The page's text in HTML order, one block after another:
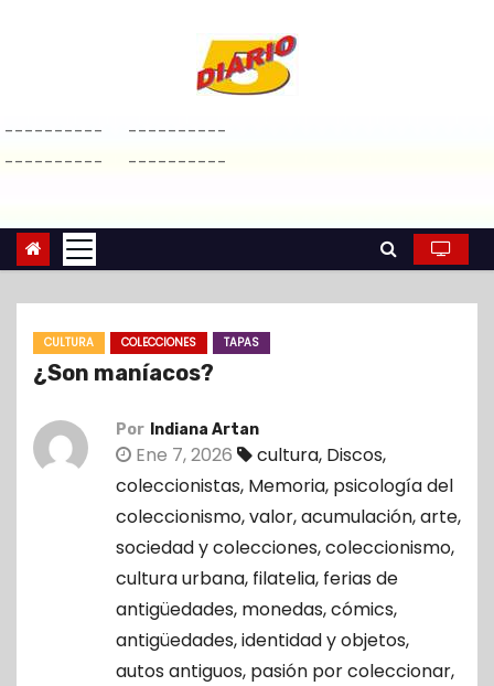
a
r
l
----------
----------
----------
----------
CULTURA COLECCIONES TAPAS
¿Son maníacos?
Por Indiana Artan
Ene 7, 2026 cultura, Discos,
coleccionistas, Memoria, psicología del
coleccionismo,valor,acumulación,arte,
sociedad y colecciones,coleccionismo,
cultura urbana, filatelia, ferias de
antigüedades, monedas,cómics,
antigüedades,identidad y objetos,
autos antiguos, pasión por coleccionar,